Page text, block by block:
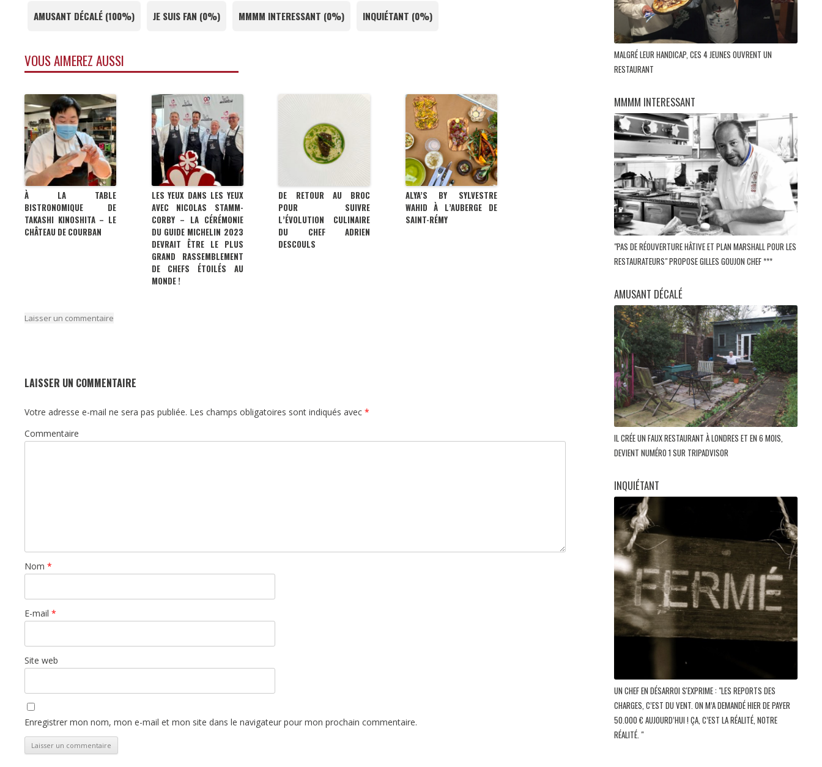
AMUSANT DÉCALÉ (100%) JE SUIS FAN (0%) MMMM INTERESSANT (0%) INQUIÉTANT (0%)
VOUS AIMEREZ AUSSI
À LA TABLE
BISTRONOMIQUE DE
TAKASHI KINOSHITA – LE
CHÂTEAU DE COURBAN
LES YEUX DANS LES YEUX
AVEC NICOLAS STAMM-
CORBY – LA CÉRÉMONIE
DU GUIDE MICHELIN 2023
DEVRAIT ÊTRE LE PLUS
GRAND RASSEMBLEMENT
DE CHEFS ÉTOILÉS AU
MONDE !
DE RETOUR AU BROC
POUR SUIVRE
L’ÉVOLUTION CULINAIRE
DU CHEF ADRIEN
DESCOULS
ALYA’S BY SYLVESTRE
WAHID À L’AUBERGE DE
SAINT-RÉMY
Laisser un commentaire
LAISSER UN COMMENTAIRE
Votre adresse e-mail ne sera pas publiée. Les champs obligatoires sont indiqués avec *
Commentaire
Nom *
E-mail *
Site web
Enregistrer mon nom, mon e-mail et mon site dans le navigateur pour mon prochain commentaire.
MALGRÉ LEUR HANDICAP, CES 4 JEUNES OUVRENT UN
RESTAURANT
MMMM INTERESSANT
"PAS DE RÉOUVERTURE HÂTIVE ET PLAN MARSHALL POUR LES
RESTAURATEURS" PROPOSE GILLES GOUJON CHEF ***
AMUSANT DÉCALÉ
IL CRÉE UN FAUX RESTAURANT À LONDRES ET EN 6 MOIS,
DEVIENT NUMÉRO 1 SUR TRIPADVISOR
INQUIÉTANT
UN CHEF EN DÉSARROI S'EXPRIME : "LES REPORTS DES
CHARGES, C’EST DU VENT. ON M’A DEMANDÉ HIER DE PAYER
50.000 € AUJOURD’HUI ! ÇA, C’EST LA RÉALITÉ, NOTRE
RÉALITÉ. "